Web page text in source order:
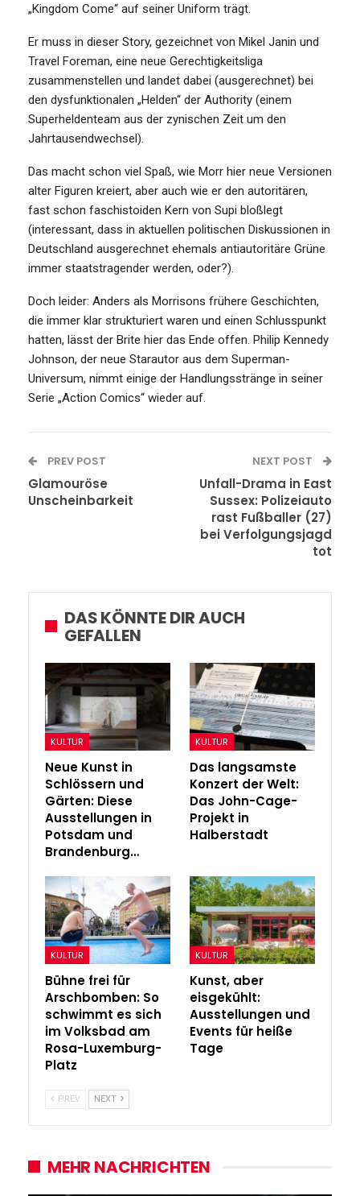
„Kingdom Come“ auf seiner Uniform trägt.
Er muss in dieser Story, gezeichnet von Mikel Janin und
Travel Foreman, eine neue Gerechtigkeitsliga
zusammenstellen und landet dabei (ausgerechnet) bei
den dysfunktionalen „Helden“ der Authority (einem
Superheldenteam aus der zynischen Zeit um den
Jahrtausendwechsel).
Das macht schon viel Spaß, wie Morr hier neue Versionen
alter Figuren kreiert, aber auch wie er den autoritären,
fast schon faschistoiden Kern von Supi bloßlegt
(interessant, dass in aktuellen politischen Diskussionen in
Deutschland ausgerechnet ehemals antiautoritäre Grüne
immer staatstragender werden, oder?).
Doch leider: Anders als Morrisons frühere Geschichten,
die immer klar strukturiert waren und einen Schlusspunkt
hatten, lässt der Brite hier das Ende offen. Philip Kennedy
Johnson, der neue Starautor aus dem Superman-
Universum, nimmt einige der Handlungsstränge in seiner
Serie „Action Comics“ wieder auf.
PREV POST
Glamouröse
Unscheinbarkeit
NEXT POST
Unfall-Drama in East
Sussex: Polizeiauto
rast Fußballer (27)
bei Verfolgungsjagd
tot
DAS KÖNNTE DIR AUCH
GEFALLEN
KULTUR
Neue Kunst in
Schlössern und
Gärten: Diese
Ausstellungen in
Potsdam und
Brandenburg…
KULTUR
Das langsamste
Konzert der Welt:
Das John-Cage-
Projekt in
Halberstadt
KULTUR
Bühne frei für
Arschbomben: So
schwimmt es sich
im Volksbad am
Rosa-Luxemburg-
Platz
KULTUR
Kunst, aber
eisgekühlt:
Ausstellungen und
Events für heiße
Tage
PREV NEXT
MEHR NACHRICHTEN